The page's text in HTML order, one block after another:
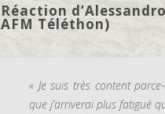
Réaction
AFM Téléthon)
« Je suis très content
que j’arriverai plus fatigué